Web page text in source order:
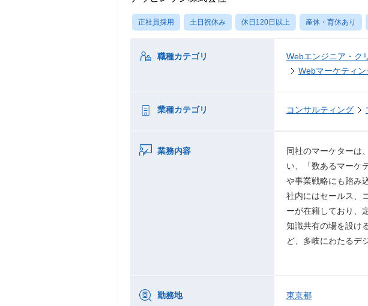
正社員採用 土日祝休み 休日120日以上 産休・育休あり
職種カテゴリ
Webエンジニア・ク
Webマーケティ
業種カテゴリ コンサルティング
業務内容
同社のマーケターは
い、「数あるマーケ
や事業戦略にも踏み
社内にはセールス、
ーが在籍しており、
知識共有の場を設け
ど、多岐にわたるデ
勤務地 東京都